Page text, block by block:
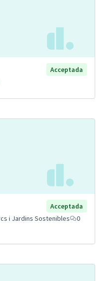
Acceptada
Acceptada
i Jardins Sostenibles
0